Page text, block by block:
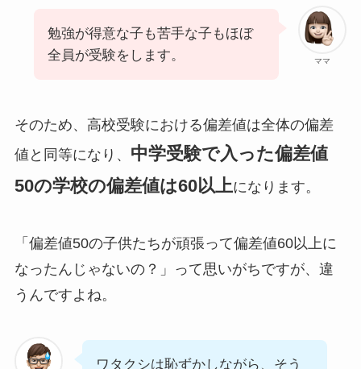
ママ
勉強が得意な子も苦手な子もほぼ
全員が受験をします。
そのため、高校受験における偏差値は全体の偏差
値と同等になり、 中学受験で入った偏差値
50の学校の偏差値は60以上になります。
「偏差値50の子供たちが頑張って偏差値60以上に
なったんじゃないの？」って思いがちですが、違
うんですよね。
ワタクシは恥ずかしながら、そう